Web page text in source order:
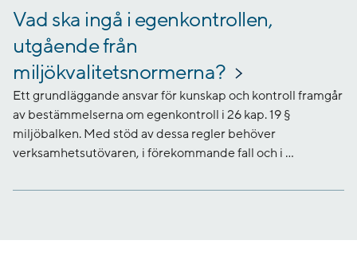
Vad ska ingå i egenkontrollen,
utgående från
miljökvalitetsnormerna?
Ett grundläggande ansvar för kunskap och kontroll framgår
av bestämmelserna om egenkontroll i 26 kap. 19 §
miljöbalken. Med stöd av dessa regler behöver
verksamhetsutövaren, i förekommande fall och i ...